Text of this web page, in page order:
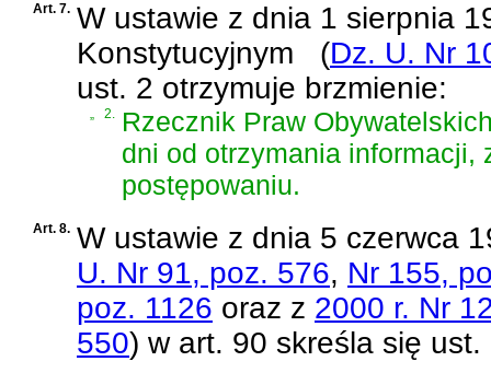
Art. 7. W ustawie z dnia 1 sierpnia
Konstytucyjnym
(Dz. U. Nr
ust. 2 otrzymuje brzmienie:
„ 2. Rzecznik Praw
dni od otrzymania informacji,
postępowaniu.
Art. 8. W ustawie z dnia 5 czerwca
U. Nr 91, poz. 576, Nr 155,
poz. 1126 oraz z 2000 r. Nr
550) w art. 90 skreśla się ust.